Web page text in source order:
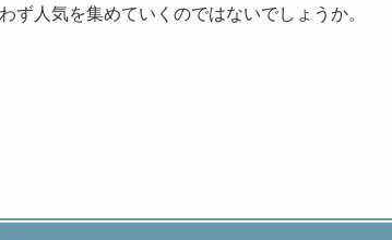
ず人気を集めていくのではないでしょうか。